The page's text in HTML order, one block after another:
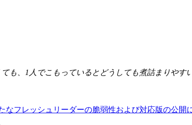
も、1人でこもっているとどうしても煮詰まりやす
なフレッシュリーダーの脆弱性および対応版の公開